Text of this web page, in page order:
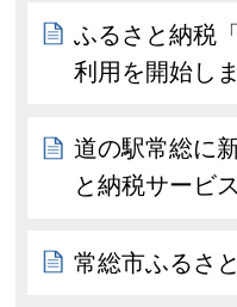
ふるさと納税
利用を開始し
道の駅常総に
と納税サービ
常総市ふるさ